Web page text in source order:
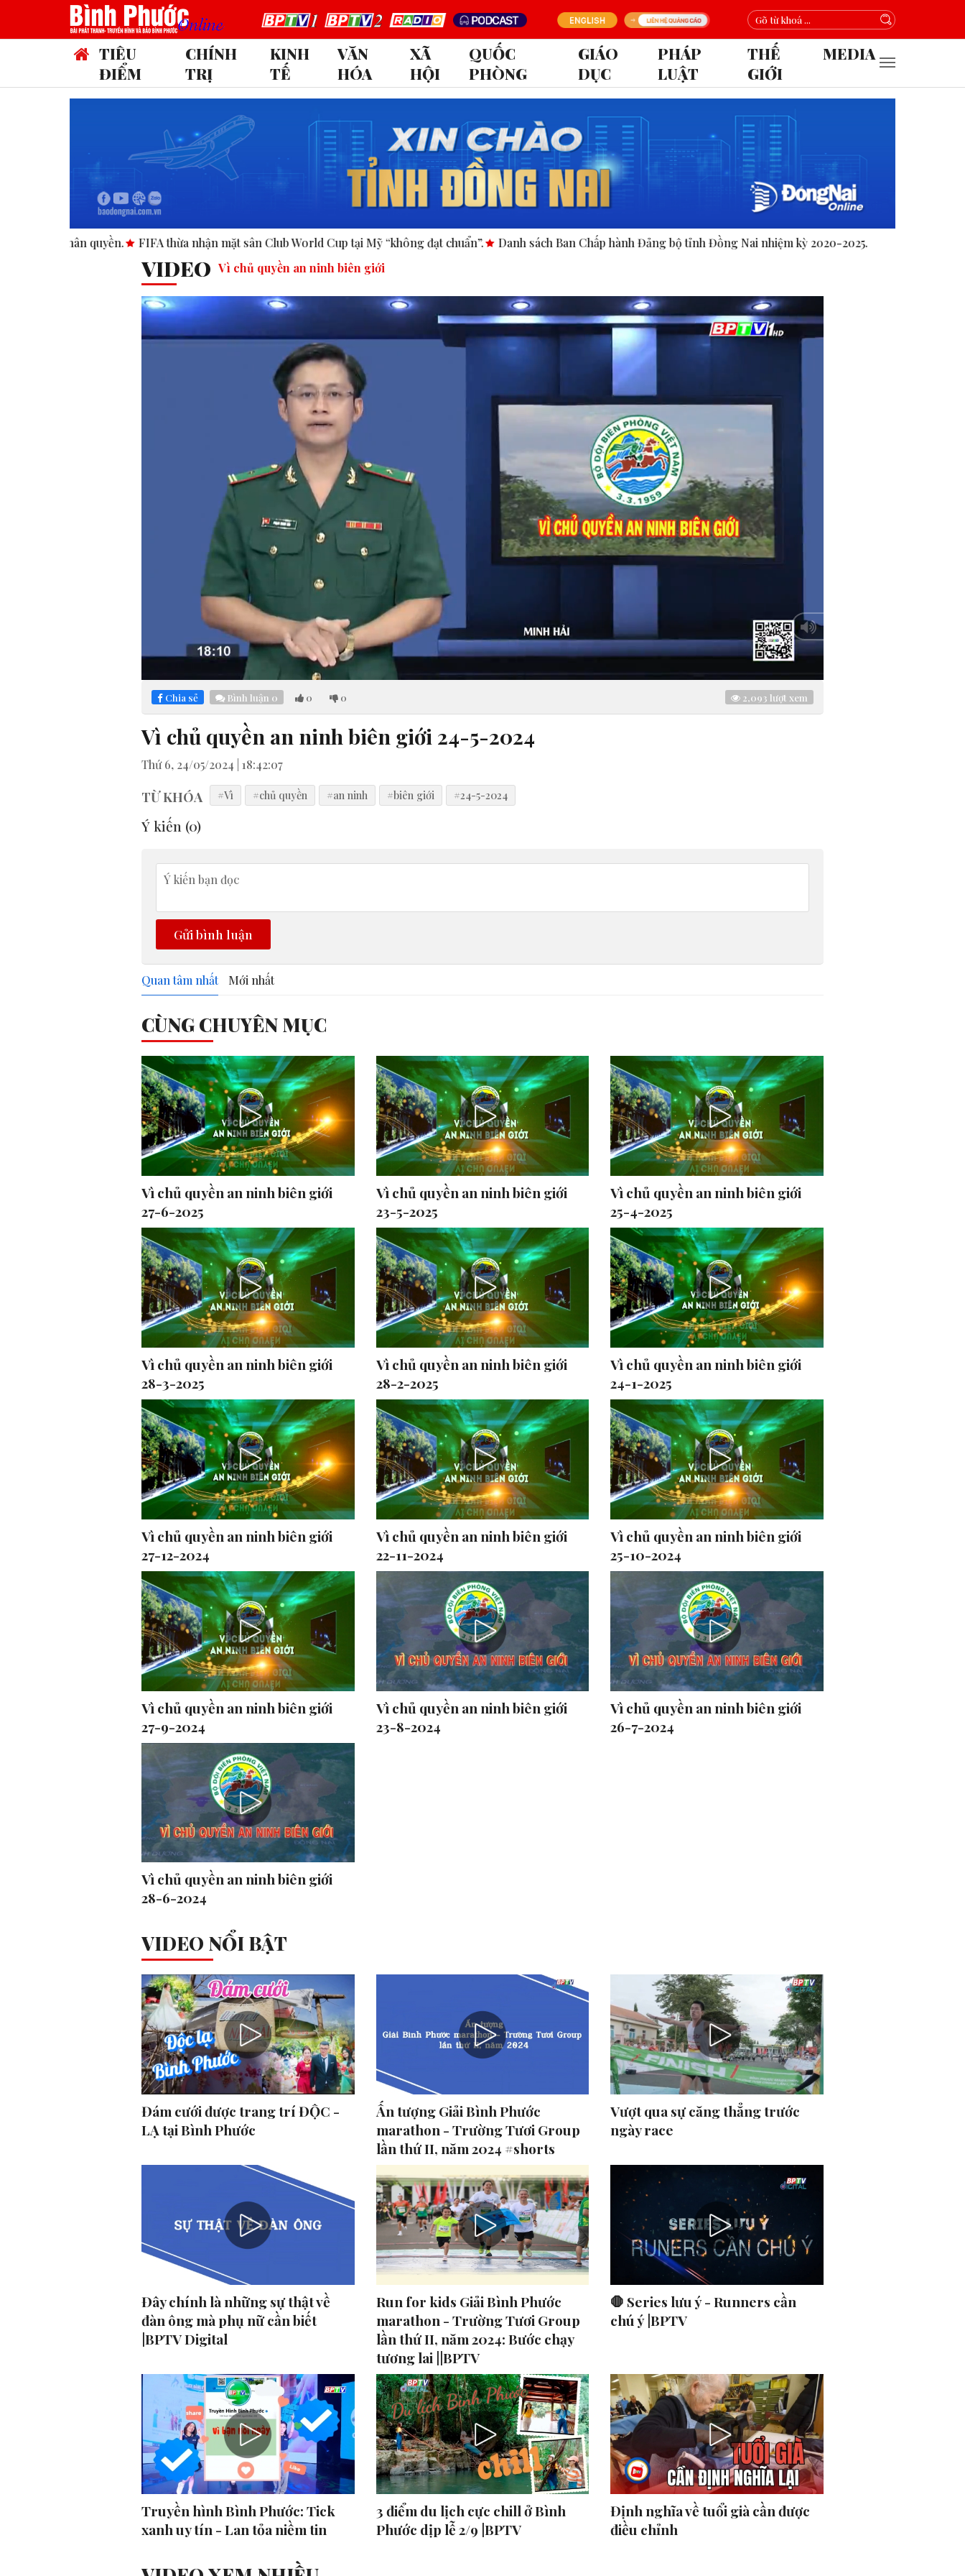
TIÊU
ĐIỂM
CHÍNH
TRỊ
KINH
TẾ
VĂN
HÓA
XÃ
HỘI
QUỐC
PHÒNG
GIÁO
DỤC
PHÁP
LUẬT
THẾ
GIỚI
MEDIA
thừa nhận mặt sân Club World Cup tại Mỹ “không đạt chuẩn”. Danh sách Ban Chấp hành Đảng bộ tỉnh Đồng Nai nhiệm kỳ 2020-2025.
VIDEO Vì chủ quyền an ninh biên giới
Loaded
4.08%
Chia sẻ Bình luận 0 0 0 2,093 lượt xem
Vì chủ quyền an ninh biên giới 24-5-2024
Thứ 6, 24/05/2024 | 18:42:07
TỪ KHÓA #Vì #chủ quyền #an ninh #biên giới #24-5-2024
Ý kiến (0)
Gửi bình luận
Quan tâm nhất Mới nhất
CÙNG CHUYÊN MỤC
Vì chủ quyền an ninh biên giới
27-6-2025
Vì chủ quyền an ninh biên giới
23-5-2025
Vì chủ quyền an ninh biên giới
25-4-2025
Vì chủ quyền an ninh biên giới
28-3-2025
Vì chủ quyền an ninh biên giới
28-2-2025
Vì chủ quyền an ninh biên giới
24-1-2025
Vì chủ quyền an ninh biên giới
27-12-2024
Vì chủ quyền an ninh biên giới
22-11-2024
Vì chủ quyền an ninh biên giới
25-10-2024
Vì chủ quyền an ninh biên giới
27-9-2024
Vì chủ quyền an ninh biên giới
23-8-2024
Vì chủ quyền an ninh biên giới
26-7-2024
Vì chủ quyền an ninh biên giới
28-6-2024
VIDEO NỔI BẬT
Đám cưới được trang trí ĐỘC -
LẠ tại Bình Phước
Ấn tượng Giải Bình Phước
marathon - Trường Tươi Group
lần thứ II, năm 2024 #shorts
Vượt qua sự căng thẳng trước
ngày race
Đây chính là những sự thật về
đàn ông mà phụ nữ cần biết
|BPTV Digital
Run for kids Giải Bình Phước
marathon - Trường Tươi Group
lần thứ II, năm 2024: Bước chạy
tương lai ||BPTV
🛑 Series lưu ý - Runners cần
chú ý |BPTV
Truyền hình Bình Phước: Tick
xanh uy tín - Lan tỏa niềm tin
3 điểm du lịch cực chill ở Bình
Phước dịp lễ 2/9 |BPTV
Định nghĩa về tuổi già cần được
điều chỉnh